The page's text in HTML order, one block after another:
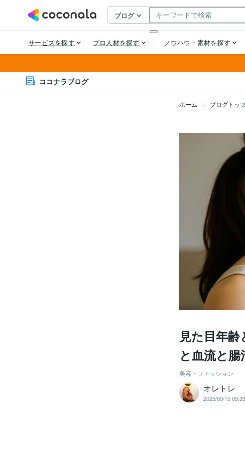
ココナラブログ
ホーム ブログトッ
見た目年
と血流と
美容・ファッション
オレトレ
2025/09/15 09:33